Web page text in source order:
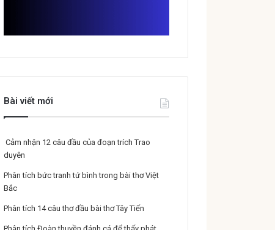
Bài viết mới
Cảm nhận 12 câu đầu của đoạn trích Trao
duyên
Phân tích bức tranh tứ bình trong bài thơ Việt
Bắc
Phân tích 14 câu thơ đầu bài thơ Tây Tiến